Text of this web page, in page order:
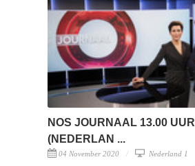
NOS JOURNAAL 13.00 UUR
(NEDERLAN ...
04 November 2020 Nederland 1